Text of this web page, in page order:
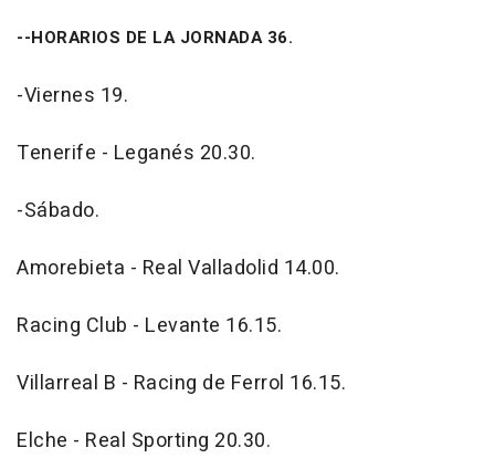
--HORARIOS DE LA JORNADA 36.
-Viernes 19.
Tenerife - Leganés 20.30.
-Sábado.
Amorebieta - Real Valladolid 14.00.
Racing Club - Levante 16.15.
Villarreal B - Racing de Ferrol 16.15.
Elche - Real Sporting 20.30.